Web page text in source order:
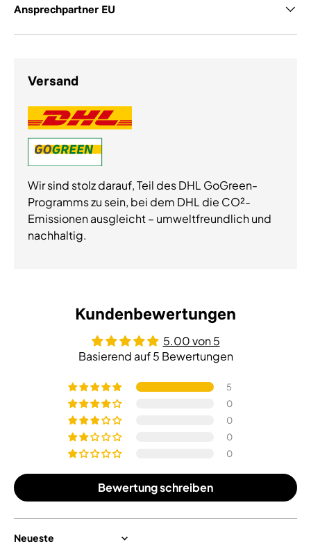
Ansprechpartner EU
Versand
Wir sind stolz darauf, Teil des DHL GoGreen-
Programms zu sein, bei dem DHL die CO²-
Emissionen ausgleicht – umweltfreundlich und
nachhaltig.
Kundenbewertungen
5.00 von 5
Basierend auf 5 Bewertungen
5
0
0
0
0
Bewertung schreiben
Sort by